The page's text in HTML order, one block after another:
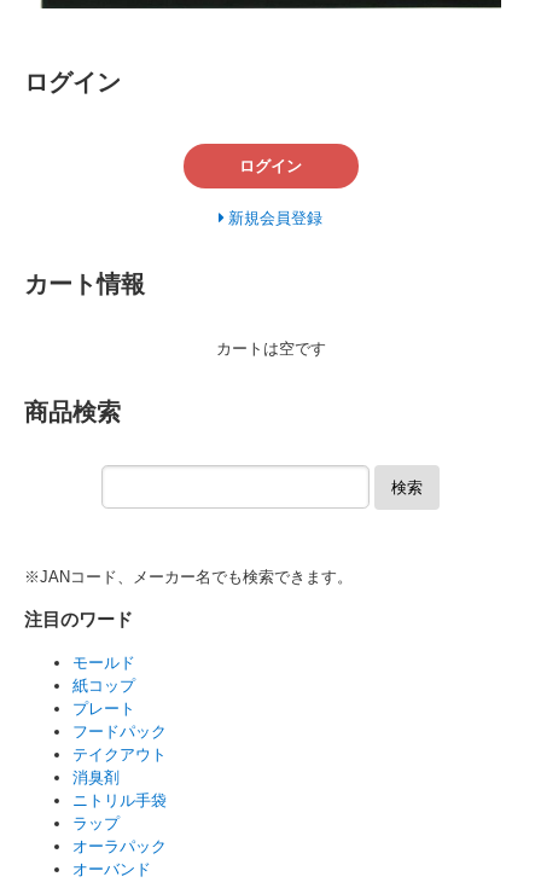
ログイン
ログイン
新規会員登録
カート情報
カートは空です
商品検索
検索
※JANコード、メーカー名でも検索できます。
注目のワード
モールド
紙コップ
プレート
フードパック
テイクアウト
消臭剤
ニトリル手袋
ラップ
オーラパック
オーバンド